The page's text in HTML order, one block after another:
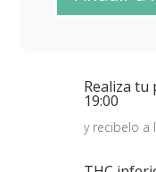
Realiza tu
19:00
y recibelo a